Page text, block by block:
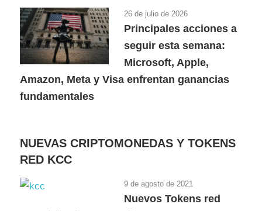
26 de julio de 2026
Principales acciones a
seguir esta semana:
Microsoft, Apple,
Amazon, Meta y Visa enfrentan ganancias
fundamentales
NUEVAS CRIPTOMONEDAS Y TOKENS
RED KCC
9 de agosto de 2021
Nuevos Tokens red